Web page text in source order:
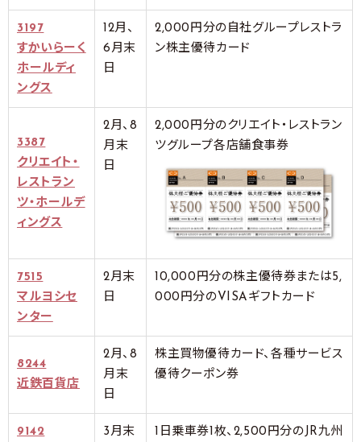
3197
すかいらーく
ホールディ
ングス
12月、
6月末
日
2,000円分の自社グループレストラ
ン株主優待カード
3387
クリエイト・
レストラン
ツ・ホールデ
ィングス
2月、8
月末
日
2,000円分のクリエイト・レストラン
ツグループ各店舗食事券
7515
マルヨシセ
ンター
2月末
日
10,000円分の株主優待券または5,
000円分のVISAギフトカード
8244
近鉄百貨店
2月、8
月末
日
株主買物優待カード、各種サービス
優待クーポン券
9142
3月末
1日乗車券1枚、2,500円分のJR九州